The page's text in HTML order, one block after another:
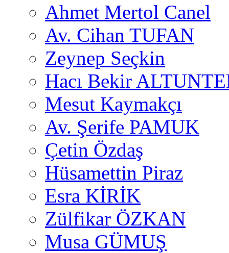
Ahmet Mertol Canel
Av. Cihan TUFAN
Zeynep Seçkin
Hacı Bekir
Mesut Kaymakçı
Av. Şerife PAMUK
Çetin Özdaş
Hüsamettin Piraz
Esra KİRİK
Zülfikar ÖZKAN
Musa GÜMUŞ